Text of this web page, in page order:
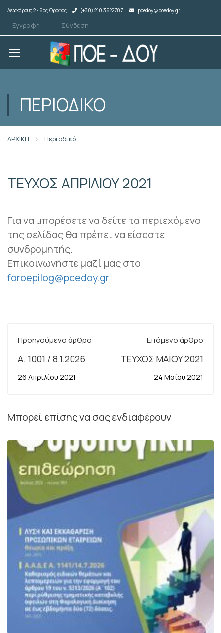
Λεωχάρους 2 - 6ος Όροφος (+30) 210 3622707 poedoy@poedoy.gr
Εγγραφή Σύνδεση
ΠΕΡΙΟΔΙΚΌ
ΑΡΧΙΚΗ Περιοδικό
ΤΕΥΧΟΣ ΑΠΡΙΛΙΟΥ 2021
Για να μπορέσετε να δείτε τα περιεχόμενο
της σελίδας θα πρέπει να είσαστε
συνδρομητής.
Επικοινωνήστε μαζί μας στο
foroepilog@poedoy.gr
Προηγούμενο άρθρο
A. 1001 / 8.1.2026
26 Απριλίου 2021
Επόμενο άρθρο
ΤΕΥΧΟΣ ΜΑΙΟΥ 2021
24 Μαΐου 2021
Μπορεί επίσης να σας ενδιαφέρουν